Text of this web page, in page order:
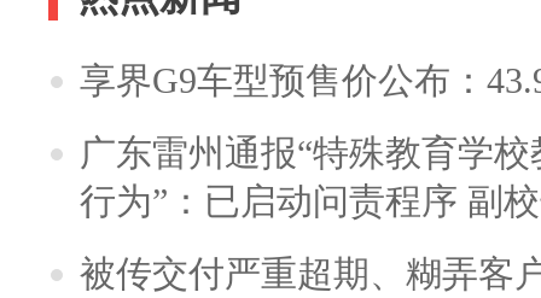
享界G9车型预售价公布：
广东雷州通报“特殊教育学
行为”：已启动问责程序 副
被传交付严重超期、糊弄客